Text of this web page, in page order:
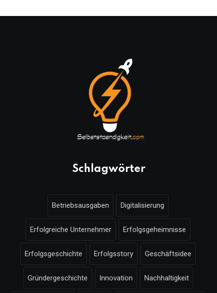
Schlagwörter
Betriebsausgaben Digitalisierung
Erfolgreiche Unternehmer Erfolgsgeheimnisse
Erfolgsgeschichte Erfolgsstory Geschäftsidee
Gründergeschichte Innovation Nachhaltigkeit